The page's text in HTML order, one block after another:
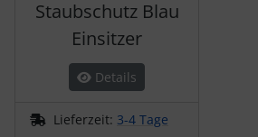
Staubschutz Blau
Einsitzer
Details
Lieferzeit: 3-4 Tage